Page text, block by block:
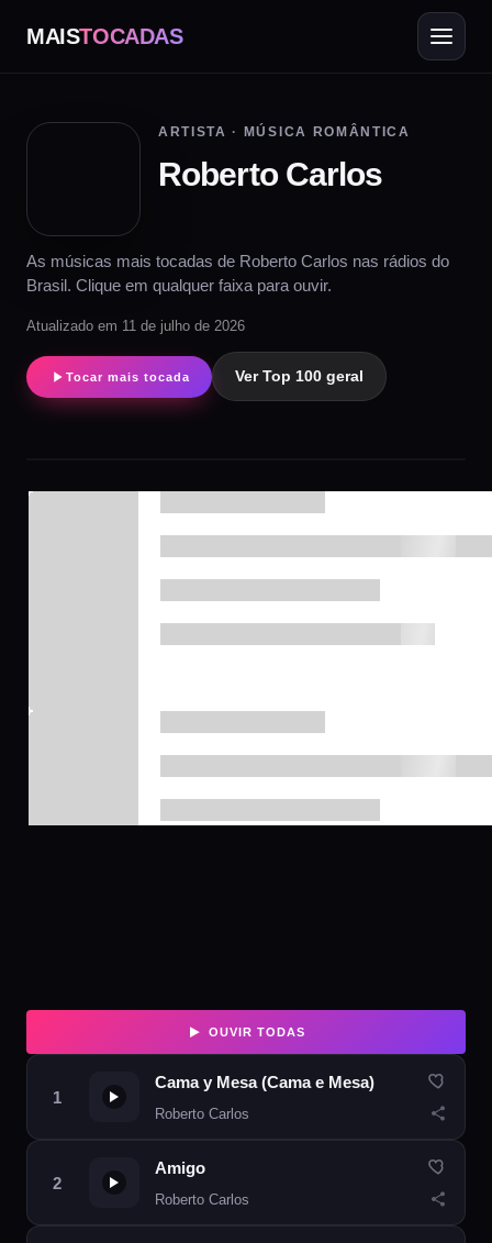
MAISTOCADAS
ARTISTA · MÚSICA ROMÂNTICA
Roberto Carlos
As músicas mais tocadas de Roberto Carlos nas rádios do
Brasil. Clique em qualquer faixa para ouvir.
Atualizado em 11 de julho de 2026
Tocar mais tocada Ver Top 100 geral
OUVIR TODAS
Cama y Mesa (Cama e Mesa)
Roberto Carlos
Amigo
Roberto Carlos